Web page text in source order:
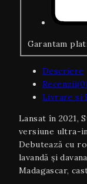
Garantam
Descriere
Livrare si
Lansat în 2021,
versiune ultra-
Debutează cu
lavandă și
Madagascar,